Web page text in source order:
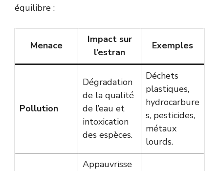
équilibre :
Menace
Impact sur
l’estran
Exemples
Pollution
Dégradation
de la qualité
de l’eau et
intoxication
des espèces.
Déchets
plastiques,
hydrocarbure
s, pesticides,
métaux
lourds.
Appauvrisse